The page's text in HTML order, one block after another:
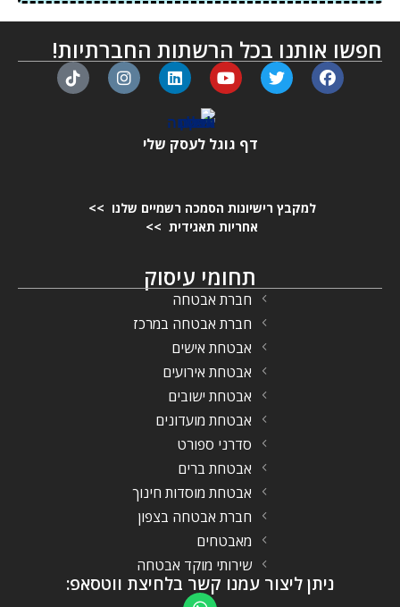
חפשו אותנו בכל הרשתות החברתיות!
דף גוגל לעסק שלי
למקבץ רישיונות הסמכה רשמיים שלנו >>
אחריות תאגידית >>
תחומי עיסוק
חברת אבטחה
חברת אבטחה במרכז
אבטחת אישים
אבטחת אירועים
אבטחת ישובים
אבטחת מועדונים
סדרני ספורט
אבטחת ברים
אבטחת מוסדות חינוך
חברת אבטחה בצפון
מאבטחים
שירותי מוקד אבטחה
ניתן ליצור עמנו קשר בלחיצת ווטסאפ: